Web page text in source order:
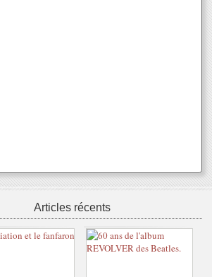
Articles récents